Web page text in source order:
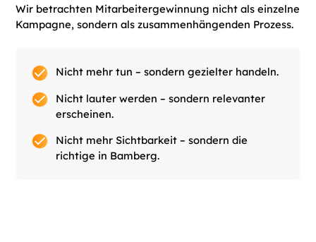
Wir betrachten Mitarbeitergewinnung nicht als einzelne
Kampagne, sondern als zusammenhängenden Prozess.
Nicht mehr tun – sondern gezielter handeln.
Nicht lauter werden – sondern relevanter
erscheinen.
Nicht mehr Sichtbarkeit – sondern die
richtige in Bamberg.